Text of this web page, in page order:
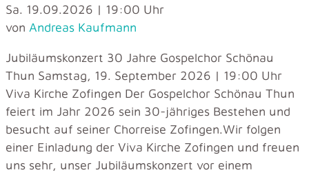
Sa. 19.09.2026 | 19:00 Uhr
von Andreas Kaufmann
Jubiläumskonzert 30 Jahre Gospelchor Schönau
Thun Samstag, 19. September 2026 | 19:00 Uhr
Viva Kirche Zofingen Der Gospelchor Schönau Thun
feiert im Jahr 2026 sein 30-jähriges Bestehen und
besucht auf seiner Chorreise Zofingen.Wir folgen
einer Einladung der Viva Kirche Zofingen und freuen
uns sehr, unser Jubiläumskonzert vor einem